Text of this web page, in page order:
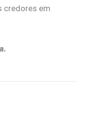
credores em